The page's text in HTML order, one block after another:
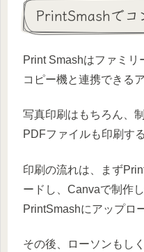
PrintSmashでコ
Print Smashはファミ
コピー機と連携できる
写真印刷はもちろん、
PDFファイルも印刷す
印刷の流れは、まず
ードし、Canvaで制作
PrintSmashにアップロ
その後、ローソンもし